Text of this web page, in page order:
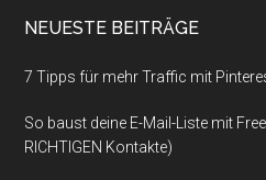
NEUESTE BEITRÄGE
7 Tipps für mehr Traffic mit
So baust deine E-Mail-Liste mit
RICHTIGEN Kontakte)